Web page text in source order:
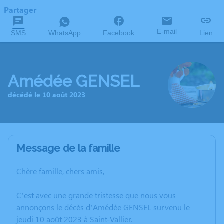
Partager
SMS WhatsApp Facebook E-mail Lien
Amédée GENSEL
décédé le 10 août 2023
Message de la famille
Chère famille, chers amis,
C’est avec une grande tristesse que nous vous
annonçons le décès d’Amédée GENSEL survenu le
jeudi 10 août 2023 à Saint-Vallier.